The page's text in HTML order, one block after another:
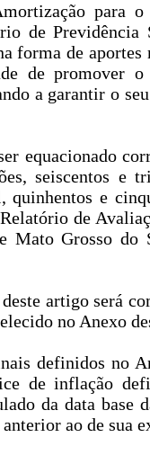
para o
de Previdência
forma de aportes
de promover o
a garantir o
equacionado
seiscentos e
e
de
Mato Grosso do
artigo será
no Anexo
definidos no
de inflação
da data base
ao de sua